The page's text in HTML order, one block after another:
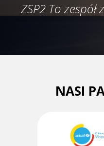
ZSP2 To
NASI